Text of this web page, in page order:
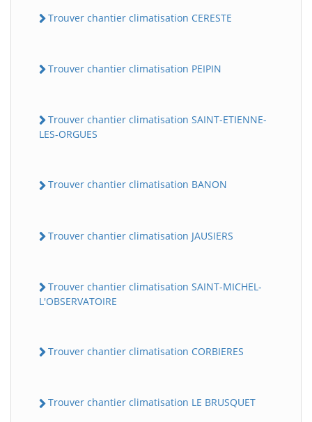
Trouver chantier climatisation CERESTE
Trouver chantier climatisation PEIPIN
Trouver chantier climatisation SAINT-ETIENNE-
LES-ORGUES
Trouver chantier climatisation BANON
Trouver chantier climatisation JAUSIERS
Trouver chantier climatisation SAINT-MICHEL-
L'OBSERVATOIRE
Trouver chantier climatisation CORBIERES
Trouver chantier climatisation LE BRUSQUET